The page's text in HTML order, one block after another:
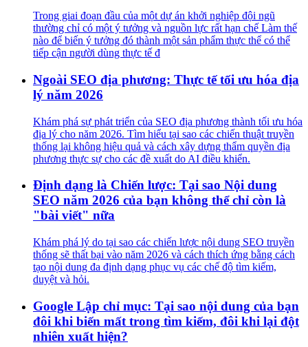
Trong giai đoạn đầu của một dự án khởi nghiệp đội ngũ
thường chỉ có một ý tưởng và nguồn lực rất hạn chế Làm thế
nào để biến ý tưởng đó thành một sản phẩm thực thể có thể
tiếp cận người dùng thực tế đ
Ngoài SEO địa phương: Thực tế tối ưu hóa địa
lý năm 2026
Khám phá sự phát triển của SEO địa phương thành tối ưu hóa
địa lý cho năm 2026. Tìm hiểu tại sao các chiến thuật truyền
thống lại không hiệu quả và cách xây dựng thẩm quyền địa
phương thực sự cho các đề xuất do AI điều khiển.
Định dạng là Chiến lược: Tại sao Nội dung
SEO năm 2026 của bạn không thể chỉ còn là
"bài viết" nữa
Khám phá lý do tại sao các chiến lược nội dung SEO truyền
thống sẽ thất bại vào năm 2026 và cách thích ứng bằng cách
tạo nội dung đa định dạng phục vụ các chế độ tìm kiếm,
duyệt và hỏi.
Google Lập chỉ mục: Tại sao nội dung của bạn
đôi khi biến mất trong tìm kiếm, đôi khi lại đột
nhiên xuất hiện?